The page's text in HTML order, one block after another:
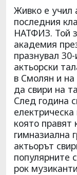
Живко е учил
последния
НАТФИЗ. Той
академия
празнувал
актьорски
в Смолян и
да свири на
След година
която правят
гимназиална
актьорът
популярните
рок